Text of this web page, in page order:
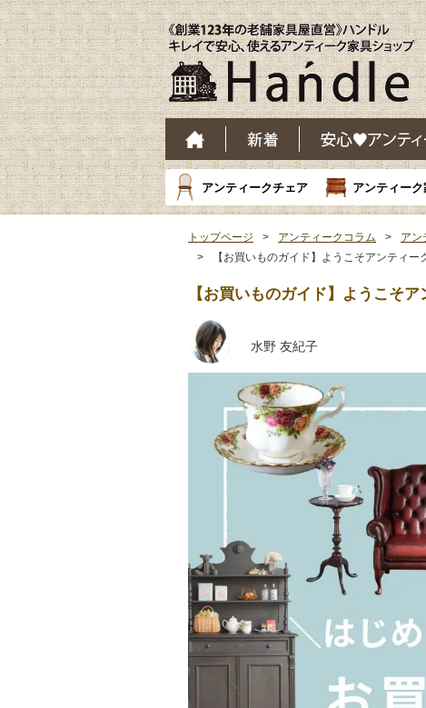
アンティークチェア アンティーク
トップページ アンティークコラム
アン
【お買いものガイド】ようこそアンティ
【お買いものガイド】ようこそ
水野 友紀子